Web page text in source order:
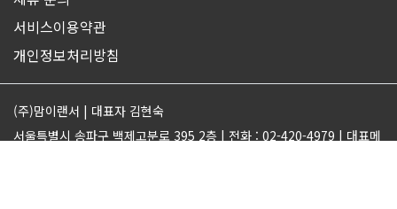
서비스이용약관
개인정보처리방침
(주)맘이랜서 | 대표자 김현숙
서울특별시 송파구 백제고분로 395 2층 | 전화 : 02-420-4979 | 대표메